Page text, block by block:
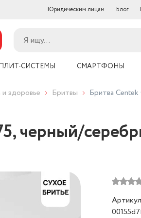
Юридическим лицам Блог
СИСТЕМЫ СМАРТФОНЫ
здоровье Бритвы Бритва
черный/